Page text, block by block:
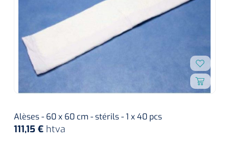
Alèses - 60 x 60 cm - stérils - 1 x 40 pcs
111,15 € htva